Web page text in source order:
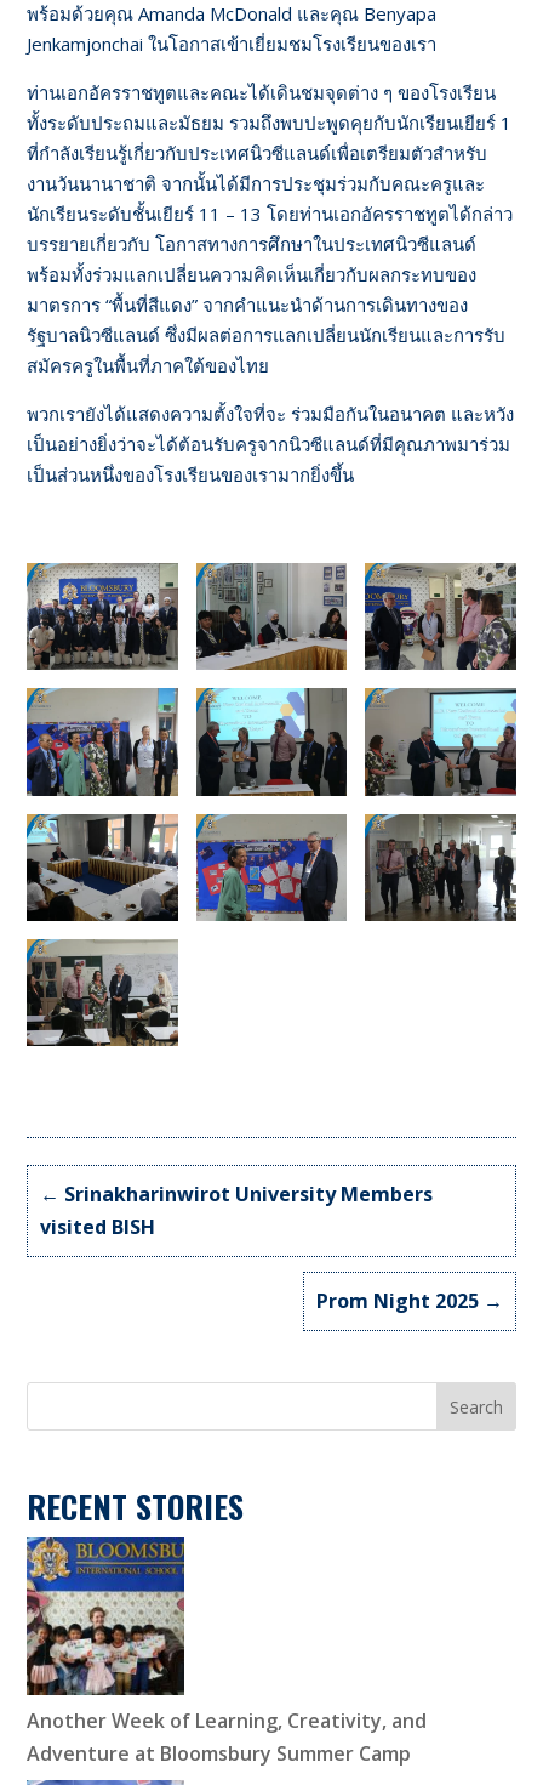
พร้อมด้วยคุณ Amanda McDonald และคุณ Benyapa
Jenkamjonchai ในโอกาสเข้าเยี่ยมชมโรงเรียนของเรา
ท่านเอกอัครราชทูตและคณะได้เดินชมจุดต่าง ๆ ของโรงเรียน
ทั้งระดับประถมและมัธยม รวมถึงพบปะพูดคุยกับนักเรียนเยียร์ 1
ที่กำลังเรียนรู้เกี่ยวกับประเทศนิวซีแลนด์เพื่อเตรียมตัวสำหรับ
งานวันนานาชาติ จากนั้นได้มีการประชุมร่วมกับคณะครูและ
นักเรียนระดับชั้นเยียร์ 11 – 13 โดยท่านเอกอัครราชทูตได้กล่าว
บรรยายเกี่ยวกับ โอกาสทางการศึกษาในประเทศนิวซีแลนด์
พร้อมทั้งร่วมแลกเปลี่ยนความคิดเห็นเกี่ยวกับผลกระทบของ
มาตรการ “พื้นที่สีแดง” จากคำแนะนำด้านการเดินทางของ
รัฐบาลนิวซีแลนด์ ซึ่งมีผลต่อการแลกเปลี่ยนนักเรียนและการรับ
สมัครครูในพื้นที่ภาคใต้ของไทย
พวกเรายังได้แสดงความตั้งใจที่จะ ร่วมมือกันในอนาคต และหวัง
เป็นอย่างยิ่งว่าจะได้ต้อนรับครูจากนิวซีแลนด์ที่มีคุณภาพมาร่วม
เป็นส่วนหนึ่งของโรงเรียนของเรามากยิ่งขึ้น
← Srinakharinwirot University Members
visited BISH
Prom Night 2025→
Search
RECENT STORIES
Another Week of Learning, Creativity, and
Adventure at Bloomsbury Summer Camp